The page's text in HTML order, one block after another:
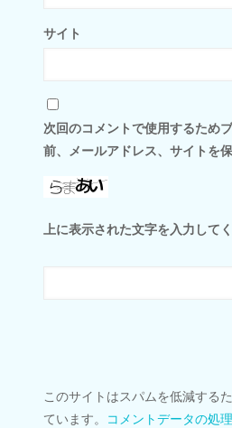
サイト
次回のコメントで使用するため
前、メールアドレス、サイトを保
上に表示された文字を入力してく
このサイトはスパムを低減する
ています。
コメントデータの処